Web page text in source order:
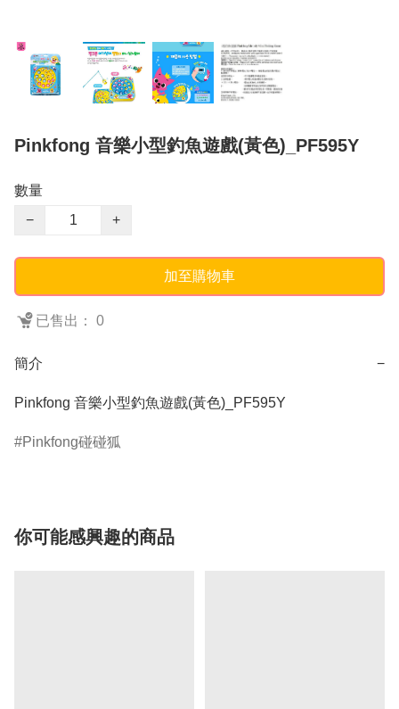
Pinkfong 音樂小型釣魚遊戲(黃色)_PF595Y
數量
−
+
加至購物車
已售出： 0
簡介 −
Pinkfong 音樂小型釣魚遊戲(黃色)_PF595Y
Pinkfong碰碰狐
你可能感興趣的商品